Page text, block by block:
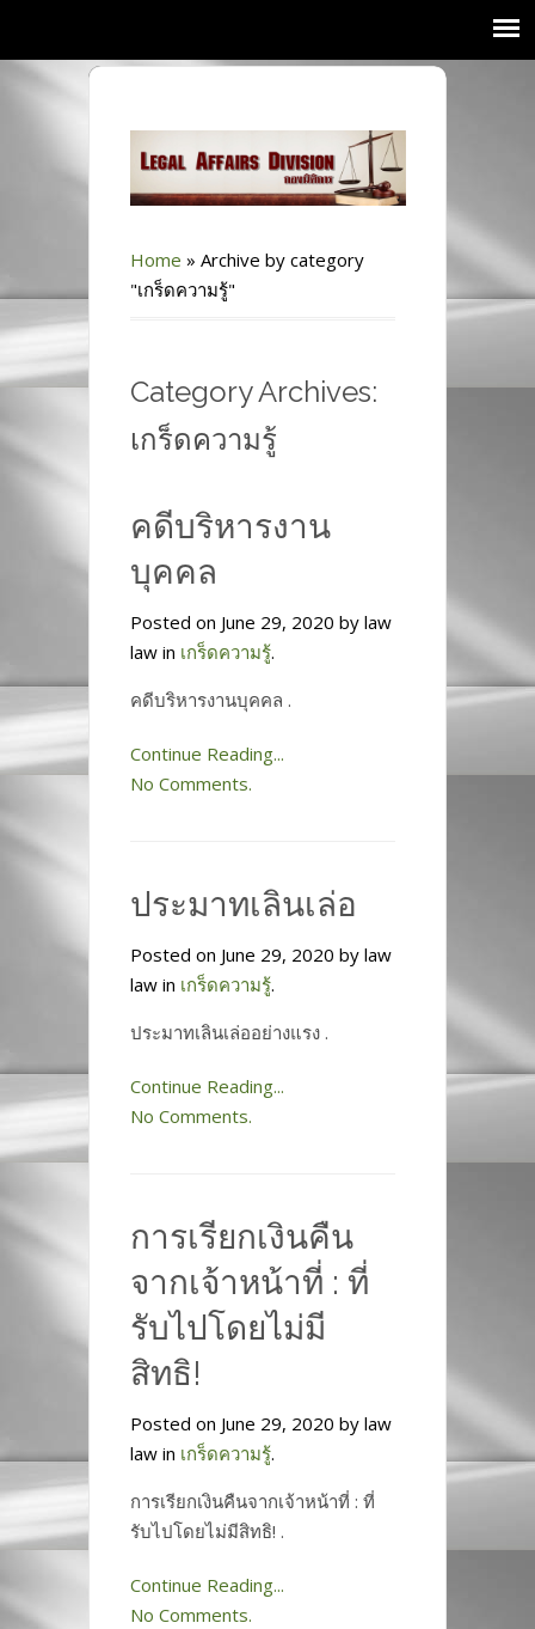
Home » Archive by category
"เกร็ดความรู้"
Category Archives:
เกร็ดความรู้
คดีบริหารงาน
บุคคล
Posted on June 29, 2020 by law
law in เกร็ดความรู้.
คดีบริหารงานบุคคล .
Continue Reading...
No Comments.
ประมาทเลินเล่อ
Posted on June 29, 2020 by law
law in เกร็ดความรู้.
ประมาทเลินเล่ออย่างแรง .
Continue Reading...
No Comments.
การเรียกเงินคืน
จากเจ้าหน้าที่ : ที่
รับไปโดยไม่มี
สิทธิ!
Posted on June 29, 2020 by law
law in เกร็ดความรู้.
การเรียกเงินคืนจากเจ้าหน้าที่ : ที่
รับไปโดยไม่มีสิทธิ! .
Continue Reading...
No Comments.